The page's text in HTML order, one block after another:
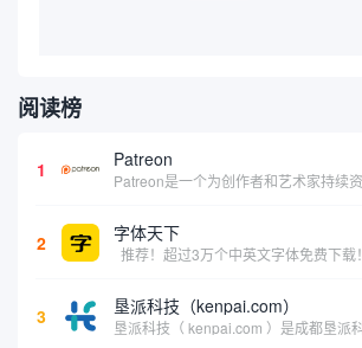
阅读榜
1 Patreon
2 字体天下
推荐！超过3万个中英文字体免费下载！
3 垦派科技（kenpai.com）